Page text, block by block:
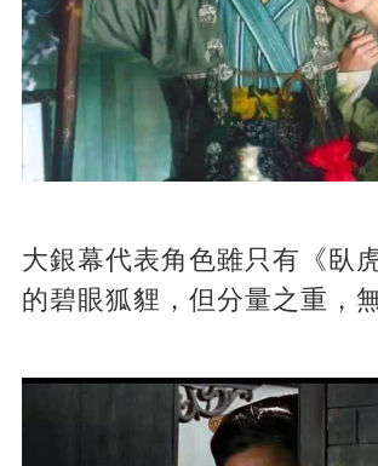
大銀幕代表角色雖只有《臥
的碧眼狐貍，但分量之重，